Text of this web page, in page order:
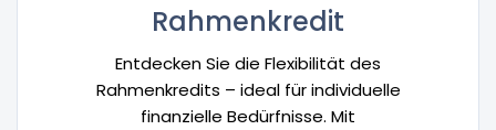
Rahmenkredit
Entdecken Sie die Flexibilität des
Rahmenkredits – ideal für individuelle
finanzielle Bedürfnisse. Mit